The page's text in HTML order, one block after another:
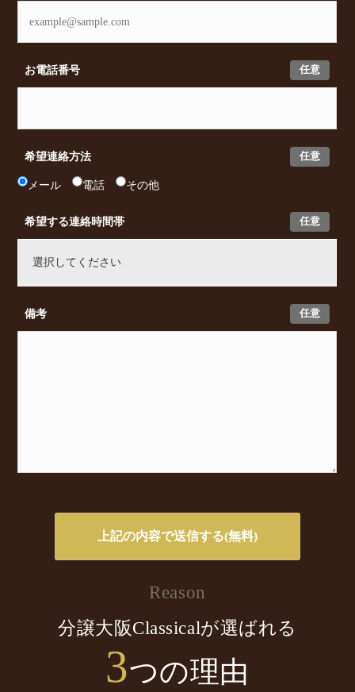
任意
お電話番号
任意
希望連絡方法
メール 電話 その他
任意
希望する連絡時間帯
任意
備考
Reason
分譲大阪Classicalが選ばれる
3つの理由